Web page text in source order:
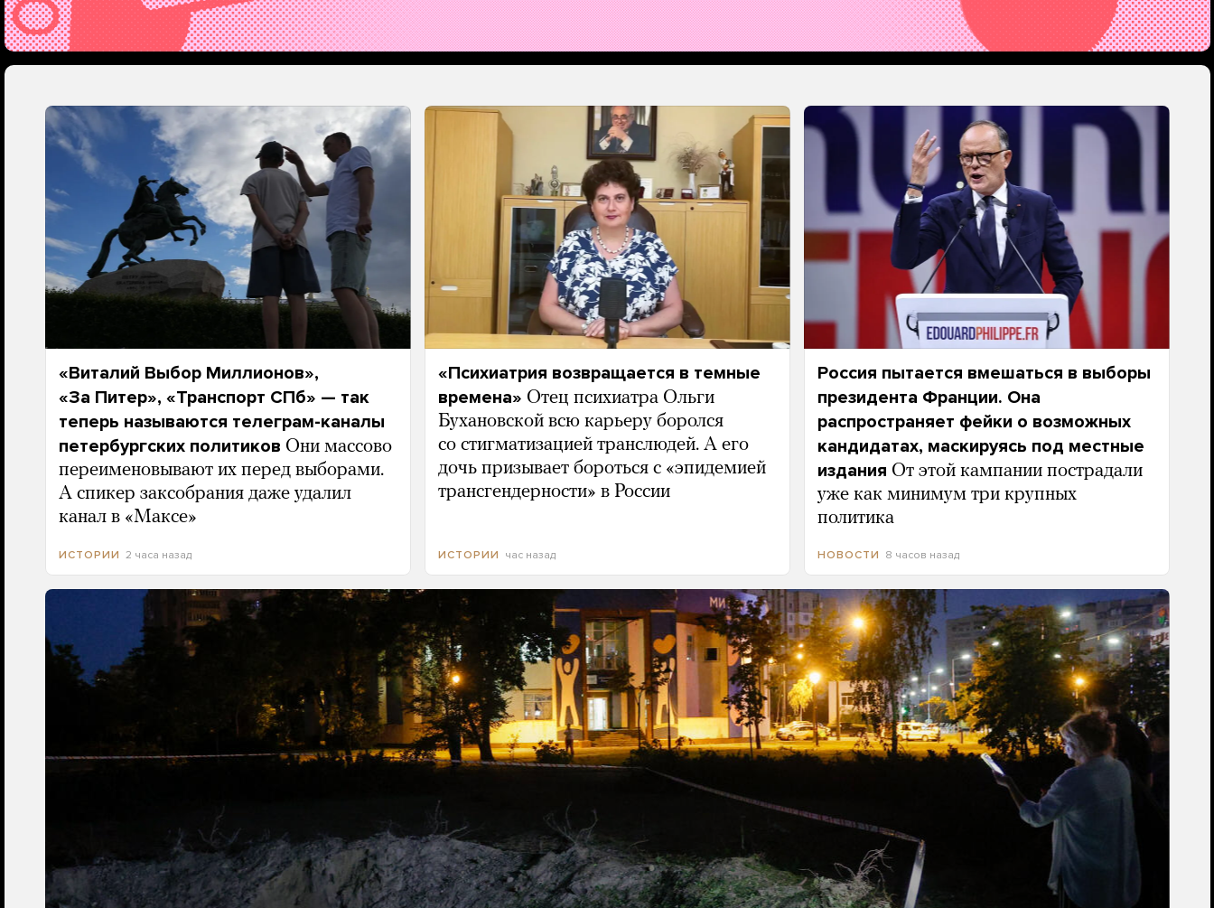
«Виталий Выбор Миллионов»,
«За Питер», «Транспорт СПб» — так
теперь называются телеграм-каналы
петербургских политиков Они массово
переименовывают их перед выборами.
А спикер заксобрания даже удалил
канал в «Максе»
ИСТОРИИ 2 часа назад
«Психиатрия возвращается в темные
времена» Отец психиатра Ольги
Бухановской всю карьеру боролся
со стигматизацией транслюдей. А его
дочь призывает бороться с «эпидемией
трансгендерности» в России
ИСТОРИИ час назад
Россия пытается вмешаться в выборы
президента Франции. Она
распространяет фейки о возможных
кандидатах, маскируясь под местные
издания От этой кампании пострадали
уже как минимум три крупных
политика
НОВОСТИ 8 часов назад